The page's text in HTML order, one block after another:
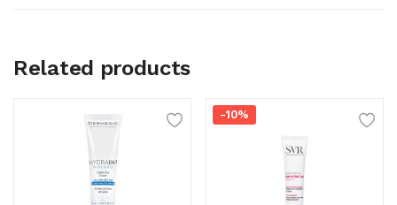
Related products
-10%